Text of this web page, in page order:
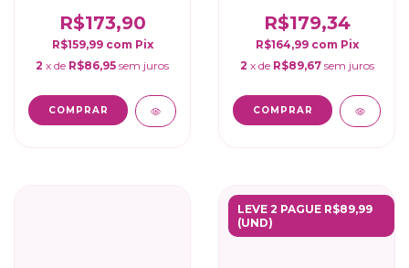
R$173,90
R$159,99 com Pix
2 x de R$86,95 sem juros
COMPRAR
R$179,34
R$164,99 com Pix
2 x de R$89,67 sem juros
COMPRAR
LEVE 2 PAGUE R$89,99
(UND)